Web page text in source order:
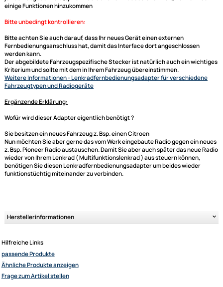
Lenkradinterfaceschon einen Fahrzeugspezifischen Kabelsatz auf ISO
Signale wie der Speed Pulse (Geschwindigkeitssignal), Zündungsplus,
Rückfahrsignal oder Innenraumbeleuchtung zur Verfügung gestellt.
Daten werden dann aber auch immer gesondert in der Beschreibung mit
aufgeführt.
generell unterstützte Funktionen:
Laut -- Leise
Sender skip (hoch/runter)
je nach Gegebenheit (sprich Radio und Lenkradbedieneinheit) können
einige Funktionen hinzukommen
Bitte unbedingt kontrollieren:
Bitte achten Sie auch darauf, dass Ihr neues Gerät einen externen
Fernbedienungsanschluss hat, damit das Interface dort angeschlossen
Fahrzeugtypen und Radiogeräte
Wofür wird dieser Adapter eigentlich benötigt ?
Sie besitzen ein neues Fahrzeug z. Bsp. einen Citroen
Nun möchten Sie aber gerne das vom Werk eingebaute Radio gegen ein
Ultramall
Zahlungsarten